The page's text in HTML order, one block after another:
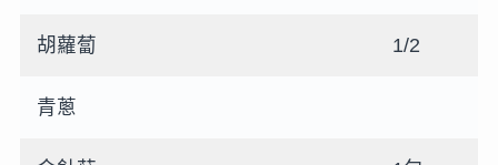
胡蘿蔔 1/2
青蔥